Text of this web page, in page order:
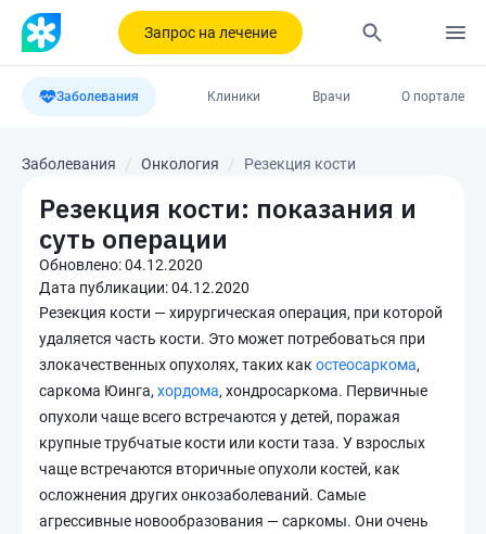
Запрос на лечение
Заболевания Клиники Врачи О портале
Заболевания Онкология Резекция кости
Резекция кости: показания и
суть операции
Обновлено:04.12.2020
Дата публикации:04.12.2020
Резекция кости — хирургическая операция, при которой
удаляется часть кости. Это может потребоваться при
злокачественных опухолях, таких как остеосаркома,
саркома Юинга, хордома, хондросаркома. Первичные
опухоли чаще всего встречаются у детей, поражая
крупные трубчатые кости или кости таза. У взрослых
чаще встречаются вторичные опухоли костей, как
осложнения других онкозаболеваний. Самые
агрессивные новообразования — саркомы. Они очень